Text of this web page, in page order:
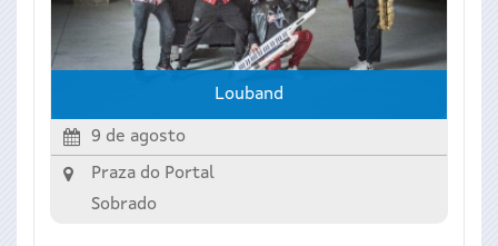
Louband
9 de agosto
Praza do Portal
Sobrado